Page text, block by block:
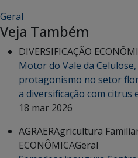
Geral
Veja Também
DIVERSIFICAÇÃO
Motor do Vale da
protagonismo no setor
a diversificação com citrus
18 mar 2026
AGRAERAgricultura
ECONÔMICAGeral